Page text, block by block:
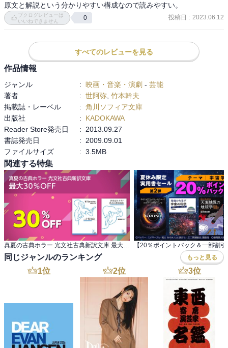
原文と解説という分かりやすい構成なので読みやすい。
ブクログレビューは
いいねできません
0 投稿日 : 2023.06.12
すべてのレビューを見る
作品情報
ジャンル : 映画・音楽・演劇 - 芸能
著者
: 世阿弥 竹本幹夫
掲載誌・レーベル
: 角川ソフィア文庫
出版社
:
KADOKAWA
Reader Store発売日
:
2013.09.27
書誌発売日
:
2009.09.01
ファイルサイズ
: 3.5MB
関連する特集
真夏の古典ホラー 光文社古典新訳文庫 最大30％OFF
同じジャンルのランキング もっと見る
1位 2位 3位